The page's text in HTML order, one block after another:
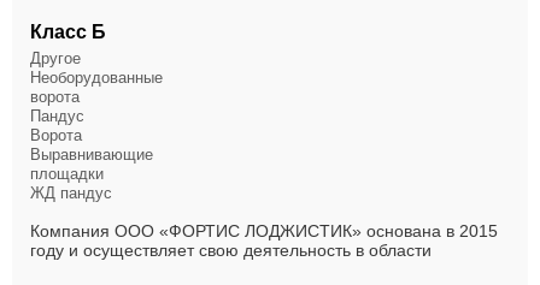
Класс Б
Другое
Необорудованные
ворота
Пандус
Ворота
Выравнивающие
площадки
ЖД пандус
Компания ООО «ФОРТИС ЛОДЖИСТИК» основана в 2015
году и осуществляет свою деятельность в области